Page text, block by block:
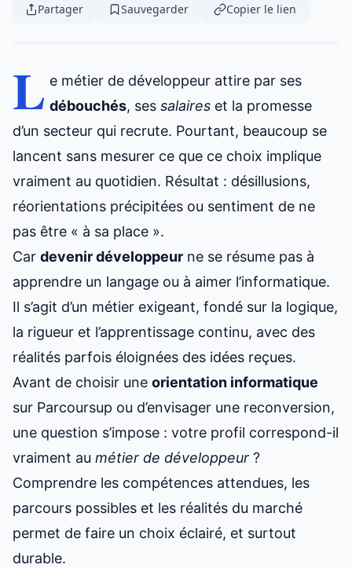
Partager Sauvegarder Copier le lien
L e métier de développeur attire par ses
débouchés, sessalaires et la promesse
d’un secteur qui recrute. Pourtant, beaucoup se
lancent sans mesurer ce que ce choix implique
vraiment au quotidien. Résultat : désillusions,
réorientations précipitées ou sentiment de ne
pas être « à sa place ».
Car devenir développeur ne se résume pas à
apprendre un langage ou à aimer l’informatique.
Il s’agit d’un métier exigeant, fondé sur la logique,
la rigueur et l’apprentissage continu, avec des
réalités parfois éloignées des idées reçues.
Avant de choisir une orientation informatique
sur Parcoursup ou d’envisager une reconversion,
une question s’impose : votre profil correspond-il
vraiment au métier de développeur ?
Comprendre les compétences attendues, les
parcours possibles et les réalités du marché
permet de faire un choix éclairé, et surtout
durable.